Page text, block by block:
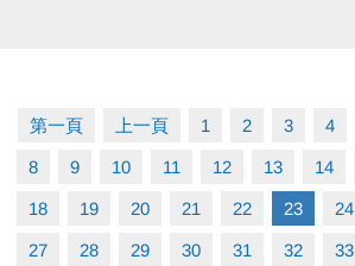
每日08:00-21:00至大安一樓櫃台繳費
逾期視同放棄優先續約之權益
第一頁 上一頁 1 2 3 4
8 9 10 11 12 13 14
18 19 20 21 22 23 24
27 28 29 30 31 32 33